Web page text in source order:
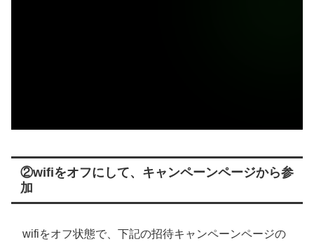
②wifiをオフにして、キャンペーンページから参
加
wifiをオフ状態で、下記の招待キャンペーンページの